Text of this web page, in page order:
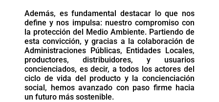
Además, es fundamental destacar lo que nos
define y nos impulsa: nuestro compromiso con
la protección del Medio Ambiente. Partiendo de
esta convicción, y gracias a la colaboración de
Administraciones Públicas, Entidades Locales,
productores, distribuidores, y usuarios
concienciados, es decir, a todos los actores del
ciclo de vida del producto y la concienciación
social, hemos avanzado con paso firme hacia
un futuro más sostenible.